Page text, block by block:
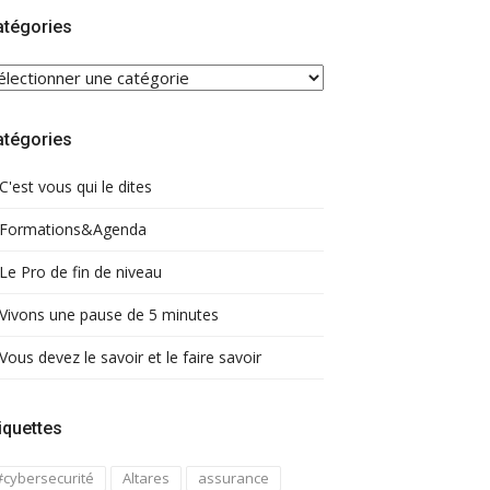
C'est vous qui le dites
Formations&Agenda
Le Pro de fin de niveau
Vivons une pause de 5 minutes
Vous devez le savoir et le faire savoir
Altares assurance